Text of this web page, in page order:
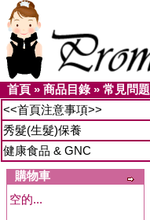
首頁 » 商品目錄» 常見問題
<<首頁注意事項>>
秀髮(生髮)保養
健康食品 & GNC
購物車
空的...